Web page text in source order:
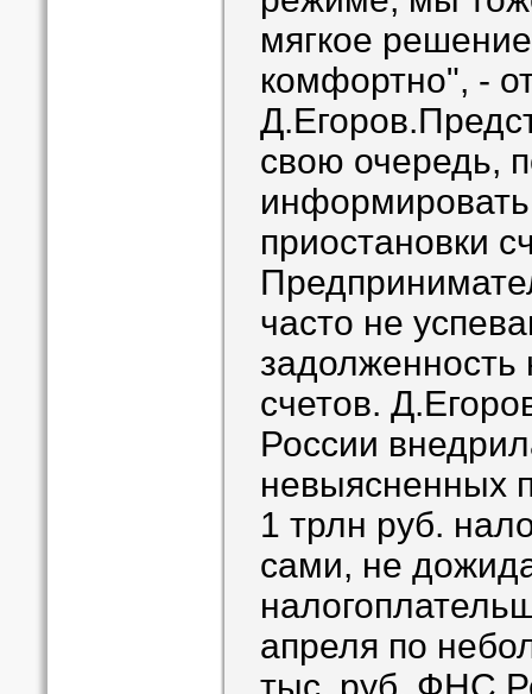
мягкое
комфортно", -
свою очередь,
приостановки
часто не
задолженность
счетов.
России
невыясненных
1 трлн руб.
сами, не
апреля по